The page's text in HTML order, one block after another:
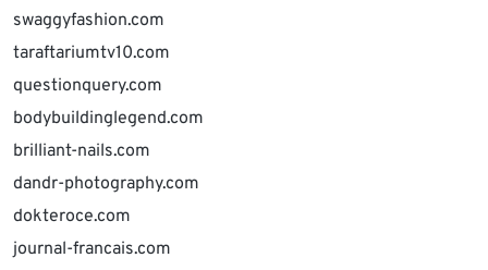
swaggyfashion.com
taraftariumtv10.com
questionquery.com
bodybuildinglegend.com
brilliant-nails.com
dandr-photography.com
dokteroce.com
journal-francais.com